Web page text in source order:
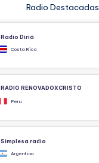
Radio Destacadas
Radio Diriá
Costa Rica
RADIO RENOVADOXCRISTO
Peru
Simplesa radio
Argentina